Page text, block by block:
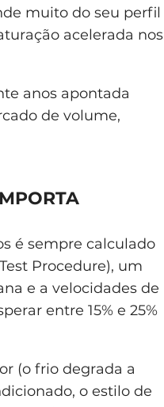
muito do seu perfil
acelerada nos
anos apontada
de volume,
é sempre calculado
Procedure), um
e a velocidades de
entre 15% e 25%
(o frio degrada a
o estilo de